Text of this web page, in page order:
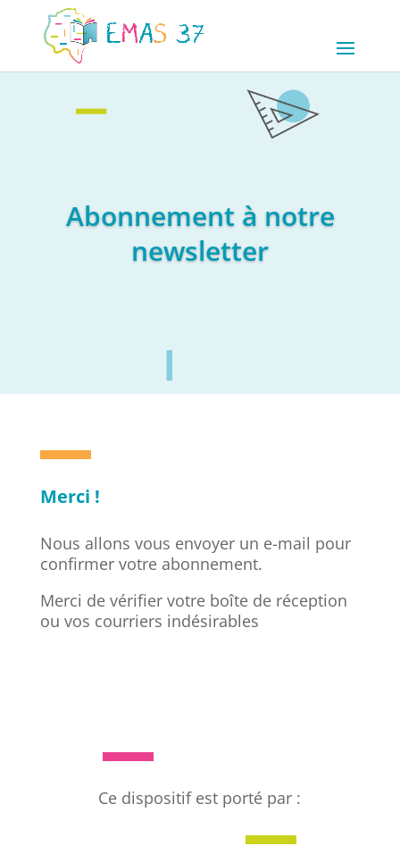
Abonnement à notre
newsletter
Merci !
Nous allons vous envoyer un e-mail pour
confirmer votre abonnement.
Merci de vérifier votre boîte de réception
ou vos courriers indésirables
Ce dispositif est porté par :